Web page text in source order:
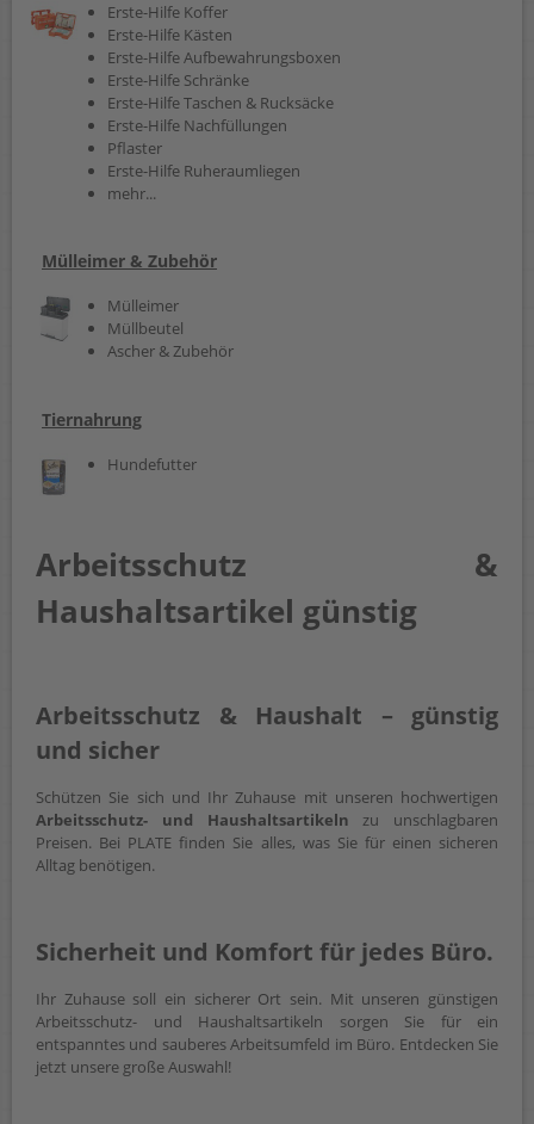
Erste-Hilfe Koffer
Erste-Hilfe Kästen
Erste-Hilfe Aufbewahrungsboxen
Erste-Hilfe Schränke
Erste-Hilfe Taschen & Rucksäcke
Erste-Hilfe Nachfüllungen
Pflaster
Erste-Hilfe Ruheraumliegen
mehr...
Mülleimer & Zubehör
Mülleimer
Müllbeutel
Ascher & Zubehör
Tiernahrung
Hundefutter
Arbeitsschutz &
Haushaltsartikel günstig
Arbeitsschutz & Haushalt – günstig
und sicher
Schützen Sie sich und Ihr Zuhause mit unseren hochwertigen
Arbeitsschutz- und Haushaltsartikeln zu unschlagbaren
Preisen. Bei PLATE finden Sie alles, was Sie für einen sicheren
Alltag benötigen.
Sicherheit und Komfort für jedes Büro.
Ihr Zuhause soll ein sicherer Ort sein. Mit unseren günstigen
Arbeitsschutz- und Haushaltsartikeln sorgen Sie für ein
entspanntes und sauberes Arbeitsumfeld im Büro. Entdecken Sie
jetzt unsere große Auswahl!